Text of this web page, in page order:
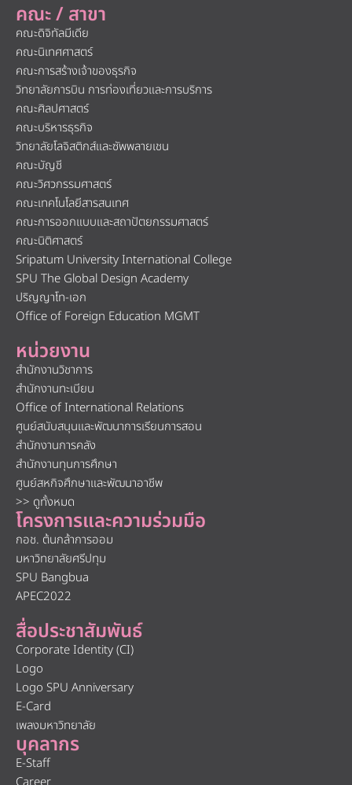
คณะ / สาขา
คณะดิจิทัลมีเดีย
คณะนิเทศศาสตร์
คณะการสร้างเจ้าของธุรกิจ
วิทยาลัยการบิน การท่องเที่ยวและการบริการ
คณะศิลปศาสตร์
คณะบริหารธุรกิจ
วิทยาลัยโลจิสติกส์และซัพพลายเชน
คณะบัญชี
คณะวิศวกรรมศาสตร์
คณะเทคโนโลยีสารสนเทศ
คณะการออกแบบและสถาปัตยกรรมศาสตร์
คณะนิติศาสตร์
Sripatum University International College
SPU The Global Design Academy
ปริญญาโท-เอก
Office of Foreign Education MGMT
หน่วยงาน
สำนักงานวิชาการ
สำนักงานทะเบียน
Office of International Relations
ศูนย์สนับสนุนและพัฒนาการเรียนการสอน
สำนักงานการคลัง
สำนักงานทุนการศึกษา
ศูนย์สหกิจศึกษาและพัฒนาอาชีพ
>> ดูทั้งหมด
โครงการและความร่วมมือ
กอช. ต้นกล้าการออม
มหาวิทยาลัยศรีปทุม
SPU Bangbua
APEC2022
สื่อประชาสัมพันธ์
Corporate Identity (CI)
Logo
Logo SPU Anniversary
E-Card
เพลงมหาวิทยาลัย
บุคลากร
E-Staff